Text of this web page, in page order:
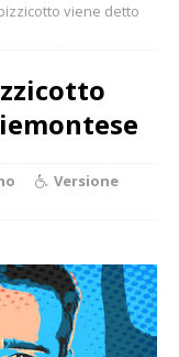
viene detto
Versione